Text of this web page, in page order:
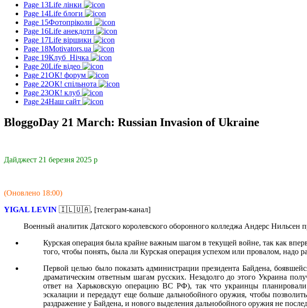
Page 13Life лінки
Page 14Life блоги
Page 15Фотопріколи
Page 16Life анекдоти
Page 17Life віршики
Page 18Motivators.ua
Page 19Клуб_Нічка
Page 20Life відео
Page 21ОК! форум
Page 22ОК! спільнота
Page 23ОК! клуб
Page 24Наш сайт
BloggoDay 21 March: Russian Invasion of Ukraine
Дайджест 21 березня 2025 р
(Оновлено 18:00)
YIGAL LEVIN 🇮🇱🇺🇦, [телеграм-канал]
Военный аналитик Датского королевского оборонного колледжа Андерс
Курская операция была крайне важным шагом в текущей войне, так как
того, чтобы понять, была ли Курская операция успехом или провалом, надо
Первой целью было показать администрации президента Байдена,
драматическим ответным шагам русских. Незадолго до этого Украина
ответ на Харьковскую операцию ВС РФ), так что украинцы
эскалации и передадут еще больше дальнобойного оружия, чтобы
раздражение у Байдена, и нового выделения дальнобойного оружия не